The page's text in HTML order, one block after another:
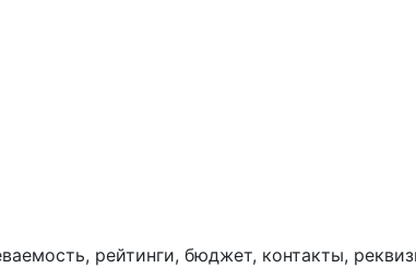
рейтинги, бюджет, контакты,